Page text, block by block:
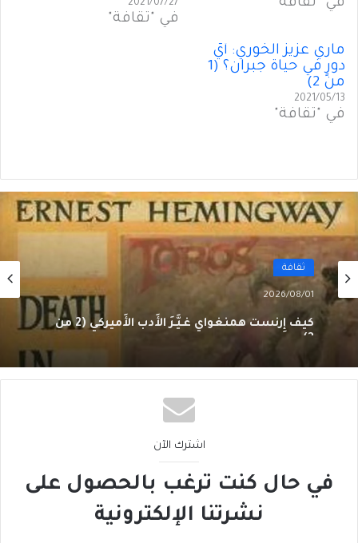
في "ثقافة" 2021/07/27
في "ثقافة"
ماري عزيز الخوري: أَيُّ
دورٍ في حياة جبران؟ (1
من 2)
2021/05/13
في "ثقافة"
ثقافة
2026/08/01
كيف إِرنست همنغواي غـيَّـرَ الأَدب الأَميركي (2 من
3)
اشترك الآن
في حال كنت ترغب بالحصول على
نشرتنا الإلكترونية